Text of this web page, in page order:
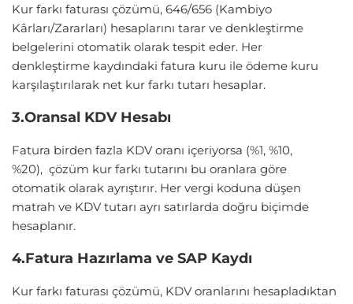
Kur farkı faturası çözümü, 646/656 (Kambiyo
Kârları/Zararları) hesaplarını tarar ve denkleştirme
belgelerini otomatik olarak tespit eder. Her
denkleştirme kaydındaki fatura kuru ile ödeme kuru
karşılaştırılarak net kur farkı tutarı hesaplar.
3.Oransal KDV Hesabı
Fatura birden fazla KDV oranı içeriyorsa (%1, %10,
%20), çözüm kur farkı tutarını bu oranlara göre
otomatik olarak ayrıştırır. Her vergi koduna düşen
matrah ve KDV tutarı ayrı satırlarda doğru biçimde
hesaplanır.
4.Fatura Hazırlama ve SAP Kaydı
Kur farkı faturası çözümü, KDV oranlarını hesapladıktan